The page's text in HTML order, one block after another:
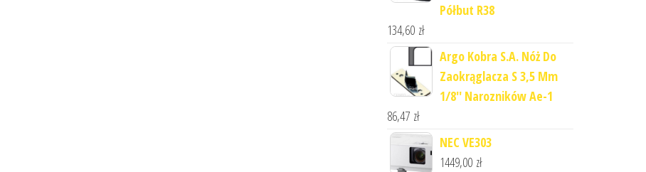
Półbut R38
134,60 zł
Argo Kobra S.A. Nóż Do
Zaokrąglacza S 3,5 Mm
1/8'' Narozników Ae-1
86,47 zł
NEC VE303
1449,00 zł